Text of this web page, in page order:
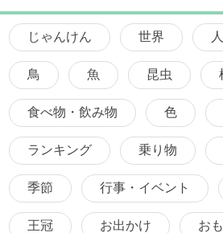
じゃんけん 世界
鳥 魚 昆虫
食べ物・飲み物 色
ランキング 乗り物
季節 行事・イベント
王冠 お出かけ お